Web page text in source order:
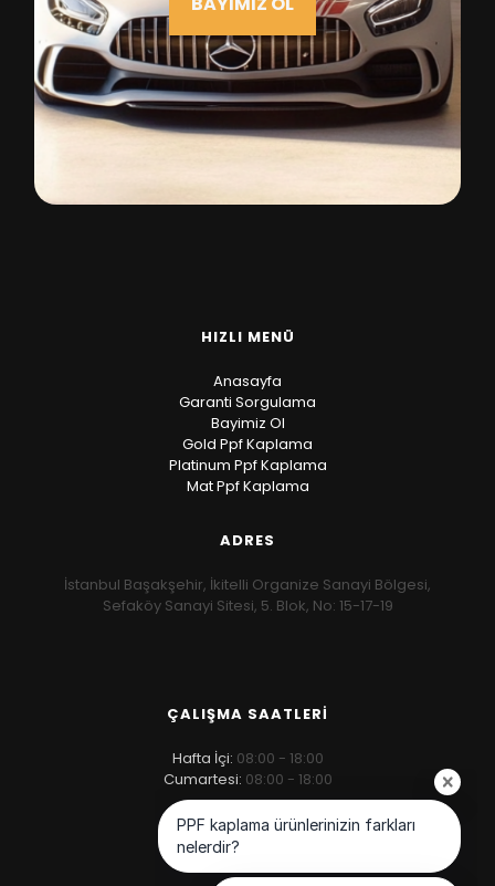
HIZLI MENÜ
Anasayfa
Garanti Sorgulama
Bayimiz Ol
Gold Ppf Kaplama
Platinum Ppf Kaplama
Mat Ppf Kaplama
ADRES
İstanbul Başakşehir, İkitelli Organize Sanayi Bölgesi,
Sefaköy Sanayi Sitesi, 5. Blok, No: 15-17-19
ÇALIŞMA SAATLERİ
Hafta İçi: 08:00 - 18:00
Cumartesi: 08:00 - 18:00